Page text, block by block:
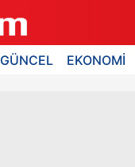
GÜNCEL EKONOMİ